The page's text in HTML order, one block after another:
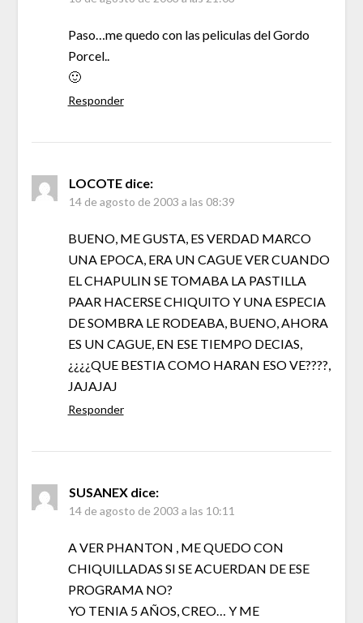
Paso…me quedo con las peliculas del Gordo
Porcel..
🙂
Responder
LOCOTE dice:
14 de agosto de 2003 a las 08:39
BUENO, ME GUSTA, ES VERDAD MARCO
UNA EPOCA, ERA UN CAGUE VER CUANDO
EL CHAPULIN SE TOMABA LA PASTILLA
PAAR HACERSE CHIQUITO Y UNA ESPECIA
DE SOMBRA LE RODEABA, BUENO, AHORA
ES UN CAGUE, EN ESE TIEMPO DECIAS,
¿¿¿¿QUE BESTIA COMO HARAN ESO VE????,
JAJAJAJ
Responder
SUSANEX dice:
14 de agosto de 2003 a las 10:11
A VER PHANTON , ME QUEDO CON
CHIQUILLADAS SI SE ACUERDAN DE ESE
PROGRAMA NO?
YO TENIA 5 AÑOS, CREO… Y ME